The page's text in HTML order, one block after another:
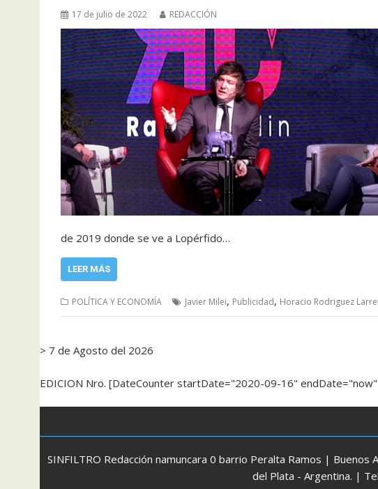
17 de julio de 2022 REDACCIÓN
de 2019 donde se ve a Lopérfido…
LEER MÁS
POLÍTICA Y ECONOMÍA Javier Milei, Publicidad, Horacio Rodriguez
> 7 de Agosto del 2026
EDICION Nro. [DateCounter startDate="2020-09-16"
SINFILTRO Redacción namuncara 0 barrio Peralta Ramos |
del Plata - Argentina. |